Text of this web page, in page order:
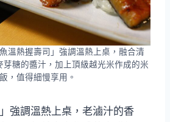
溫熱握壽司」強調溫熱上桌，融合清
糖的醬汁，加上頂級越光米作成的米
，值得細慢享用。
」強調溫熱上桌，老滷汁的香